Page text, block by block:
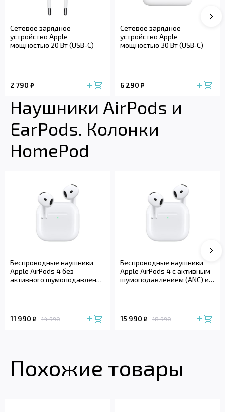
Сетевое зарядное
устройство Apple
мощностью 20 Вт (USB-C)
2 790 ₽
Сетевое зарядное
устройство Apple
мощностью 30 Вт (USB‑C)
6 290 ₽
Наушники AirPods и
EarPods. Колонки
HomePod
Беспроводные наушники
Apple AirPods 4 без
активного шумоподавления
11 990 ₽ 14 990
Беспроводные наушники
Apple AirPods 4 с активным
шумоподавлением (ANC) и
15 990 ₽ 18 990
Похожие товары